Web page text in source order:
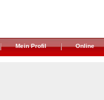
Mein Profil Online